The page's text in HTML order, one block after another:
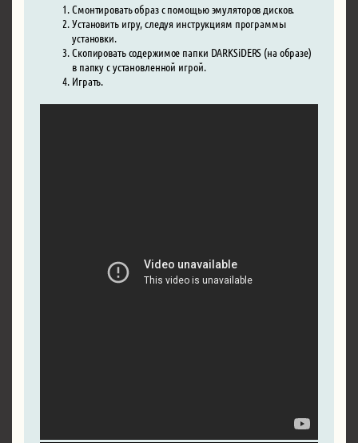
Смонтировать образ с помощью эмуляторов дисков.
Установить игру, следуя инструкциям программы
установки.
Скопировать содержимое папки DARKSiDERS (на образе)
в папку с установленной игрой.
Играть.